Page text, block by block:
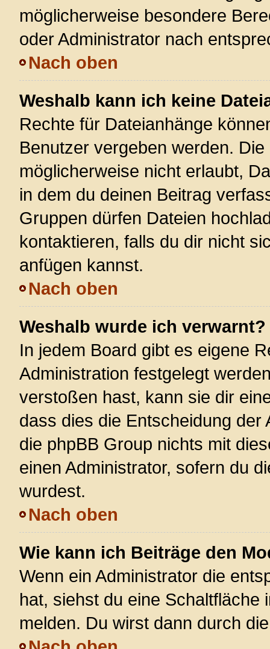
möglicherweise besondere
oder Administrator nach
Nach oben
Weshalb kann ich keine
Rechte für Dateianhänge
Benutzer vergeben werden.
möglicherweise nicht erlaubt,
in dem du deinen Beitrag
Gruppen dürfen Dateien
kontaktieren, falls du dir nicht
anfügen kannst.
Nach oben
Weshalb wurde ich verwarnt?
In jedem Board gibt es eigene
Administration festgelegt
verstoßen hast, kann sie dir
dass dies die Entscheidung
die phpBB Group nichts mit
einen Administrator, sofern du
wurdest.
Nach oben
Wie kann ich Beiträge den
Wenn ein Administrator die
hat, siehst du eine
melden. Du wirst dann durch